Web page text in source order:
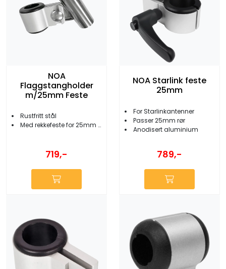
NOA
Flaggstangholder
m/25mm Feste
Rustfritt stål
Med rekkefeste for 25mm rør
719,-
NOA Starlink feste
25mm
For Starlinkantenner
Passer 25mm rør
Anodisert aluminium
789,-